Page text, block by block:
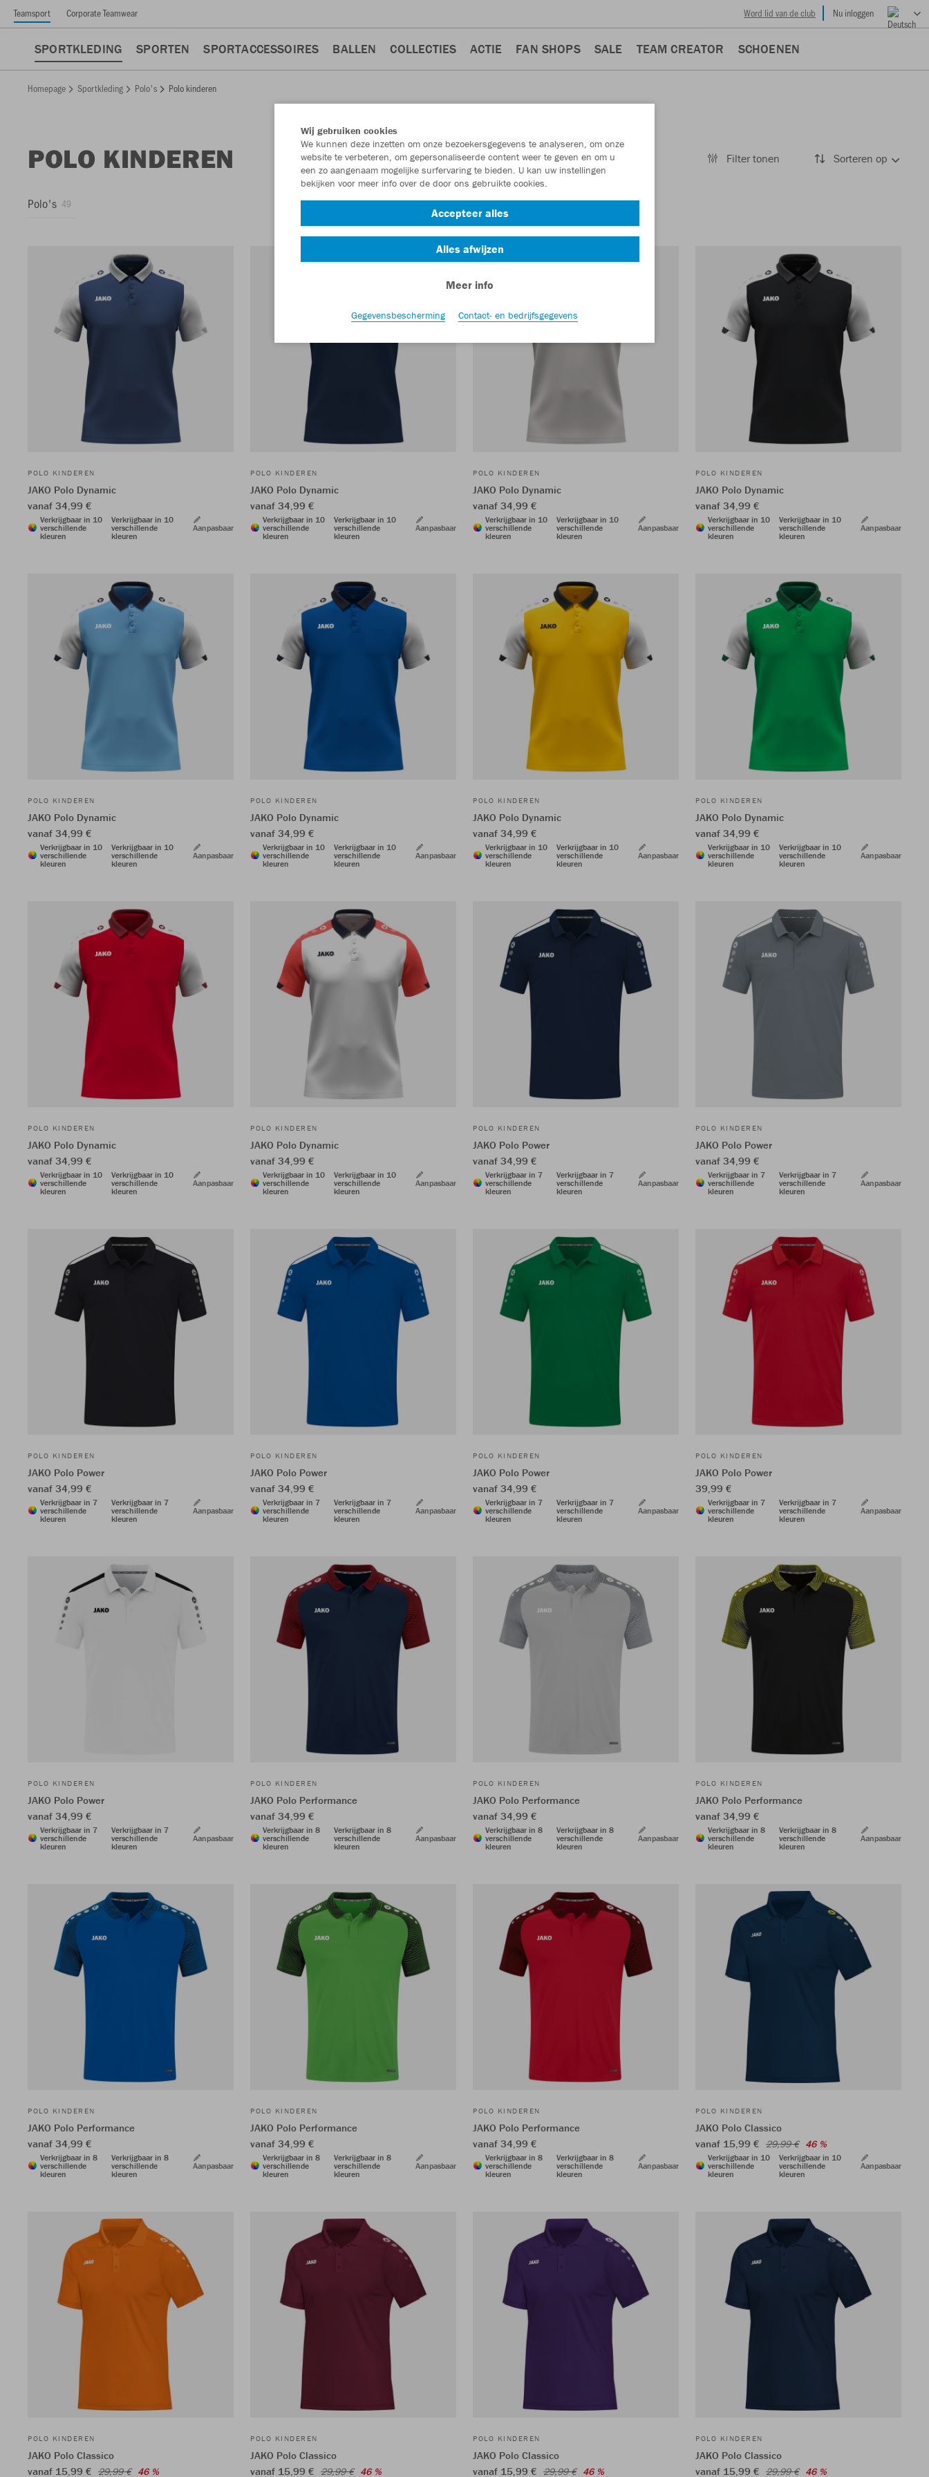
Teamsport Corporate Teamwear Word lid van de club Nu inloggen
SPORTKLEDING SPORTEN SPORTACCESSOIRES BALLEN COLLECTIES ACTIE FAN SHOPS SALE TEAM CREATOR SCHOENEN
Homepage Sportkleding Polo's Polo kinderen
POLO KINDEREN Filter tonen Sorteren op
Polo's 49
POLO KINDEREN
JAKO Polo Dynamic
vanaf 34,99 €
Verkrijgbaar in 10
verschillende
kleuren
Verkrijgbaar in 10
verschillende
kleuren
Aanpasbaar
POLO KINDEREN
JAKO Polo Dynamic
vanaf 34,99 €
Verkrijgbaar in 10
verschillende
kleuren
Verkrijgbaar in 10
verschillende
kleuren
Aanpasbaar
POLO KINDEREN
JAKO Polo Dynamic
vanaf 34,99 €
Verkrijgbaar in 10
verschillende
kleuren
Verkrijgbaar in 10
verschillende
kleuren
Aanpasbaar
POLO KINDEREN
JAKO Polo Dynamic
vanaf 34,99 €
Verkrijgbaar in 10
verschillende
kleuren
Verkrijgbaar in 10
verschillende
kleuren
Aanpasbaar
POLO KINDEREN
JAKO Polo Dynamic
vanaf 34,99 €
Verkrijgbaar in 10
verschillende
kleuren
Verkrijgbaar in 10
verschillende
kleuren
Aanpasbaar
POLO KINDEREN
JAKO Polo Dynamic
vanaf 34,99 €
Verkrijgbaar in 10
verschillende
kleuren
Verkrijgbaar in 10
verschillende
kleuren
Aanpasbaar
POLO KINDEREN
JAKO Polo Dynamic
vanaf 34,99 €
Verkrijgbaar in 10
verschillende
kleuren
Verkrijgbaar in 10
verschillende
kleuren
Aanpasbaar
POLO KINDEREN
JAKO Polo Dynamic
vanaf 34,99 €
Verkrijgbaar in 10
verschillende
kleuren
Verkrijgbaar in 10
verschillende
kleuren
Aanpasbaar
POLO KINDEREN
JAKO Polo Dynamic
vanaf 34,99 €
Verkrijgbaar in 10
verschillende
kleuren
Verkrijgbaar in 10
verschillende
kleuren
Aanpasbaar
POLO KINDEREN
JAKO Polo Dynamic
vanaf 34,99 €
Verkrijgbaar in 10
verschillende
kleuren
Verkrijgbaar in 10
verschillende
kleuren
Aanpasbaar
POLO KINDEREN
JAKO Polo Power
vanaf 34,99 €
Verkrijgbaar in 7
verschillende
kleuren
Verkrijgbaar in 7
verschillende
kleuren
Aanpasbaar
POLO KINDEREN
JAKO Polo Power
vanaf 34,99 €
Verkrijgbaar in 7
verschillende
kleuren
Verkrijgbaar in 7
verschillende
kleuren
Aanpasbaar
POLO KINDEREN
JAKO Polo Power
vanaf 34,99 €
Verkrijgbaar in 7
verschillende
kleuren
Verkrijgbaar in 7
verschillende
kleuren
Aanpasbaar
POLO KINDEREN
JAKO Polo Power
vanaf 34,99 €
Verkrijgbaar in 7
verschillende
kleuren
Verkrijgbaar in 7
verschillende
kleuren
Aanpasbaar
POLO KINDEREN
JAKO Polo Power
vanaf 34,99 €
Verkrijgbaar in 7
verschillende
kleuren
Verkrijgbaar in 7
verschillende
kleuren
Aanpasbaar
POLO KINDEREN
JAKO Polo Power
39,99 €
Verkrijgbaar in 7
verschillende
kleuren
Verkrijgbaar in 7
verschillende
kleuren
Aanpasbaar
POLO KINDEREN
JAKO Polo Power
vanaf 34,99 €
Verkrijgbaar in 7
verschillende
kleuren
Verkrijgbaar in 7
verschillende
kleuren
Aanpasbaar
POLO KINDEREN
JAKO Polo Performance
vanaf 34,99 €
Verkrijgbaar in 8
verschillende
kleuren
Verkrijgbaar in 8
verschillende
kleuren
Aanpasbaar
POLO KINDEREN
JAKO Polo Performance
vanaf 34,99 €
Verkrijgbaar in 8
verschillende
kleuren
Verkrijgbaar in 8
verschillende
kleuren
Aanpasbaar
POLO KINDEREN
JAKO Polo Performance
vanaf 34,99 €
Verkrijgbaar in 8
verschillende
kleuren
Verkrijgbaar in 8
verschillende
kleuren
Aanpasbaar
POLO KINDEREN
JAKO Polo Performance
vanaf 34,99 €
Verkrijgbaar in 8
verschillende
kleuren
Verkrijgbaar in 8
verschillende
kleuren
Aanpasbaar
POLO KINDEREN
JAKO Polo Performance
vanaf 34,99 €
Verkrijgbaar in 8
verschillende
kleuren
Verkrijgbaar in 8
verschillende
kleuren
Aanpasbaar
POLO KINDEREN
JAKO Polo Performance
vanaf 34,99 €
Verkrijgbaar in 8
verschillende
kleuren
Verkrijgbaar in 8
verschillende
kleuren
Aanpasbaar
POLO KINDEREN
JAKO Polo Classico
vanaf 15,99 € 29,99 € 46 %
Verkrijgbaar in 10
verschillende
kleuren
Verkrijgbaar in 10
verschillende
kleuren
Aanpasbaar
POLO KINDEREN
JAKO Polo Classico
vanaf 15,99 € 29,99 € 46 %
POLO KINDEREN
JAKO Polo Classico
vanaf 15,99 € 29,99 € 46 %
POLO KINDEREN
JAKO Polo Classico
vanaf 15,99 € 29,99 € 46 %
POLO KINDEREN
JAKO Polo Classico
vanaf 15,99 € 29,99 € 46 %
Wij gebruiken cookies
We kunnen deze inzetten om onze bezoekersgegevens te analyseren, om onze
website te verbeteren, om gepersonaliseerde content weer te geven en om u
een zo aangenaam mogelijke surfervaring te bieden. U kan uw instellingen
bekijken voor meer info over de door ons gebruikte cookies.
Accepteer alles
Alles afwijzen
Meer info
Gegevensbescherming Contact- en bedrijfsgegevens